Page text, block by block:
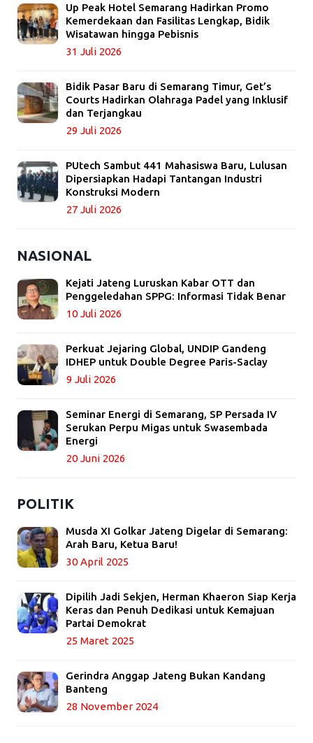
Up Peak Hotel Semarang Hadirkan Promo
Kemerdekaan dan Fasilitas Lengkap, Bidik
Wisatawan hingga Pebisnis
31 Juli 2026
Bidik Pasar Baru di Semarang Timur, Get’s
Courts Hadirkan Olahraga Padel yang Inklusif
dan Terjangkau
29 Juli 2026
PUtech Sambut 441 Mahasiswa Baru, Lulusan
Dipersiapkan Hadapi Tantangan Industri
Konstruksi Modern
27 Juli 2026
NASIONAL
Kejati Jateng Luruskan Kabar OTT dan
Penggeledahan SPPG: Informasi Tidak Benar
10 Juli 2026
Perkuat Jejaring Global, UNDIP Gandeng
IDHEP untuk Double Degree Paris-Saclay
9 Juli 2026
Seminar Energi di Semarang, SP Persada IV
Serukan Perpu Migas untuk Swasembada
Energi
20 Juni 2026
POLITIK
Musda XI Golkar Jateng Digelar di Semarang:
Arah Baru, Ketua Baru!
30 April 2025
Dipilih Jadi Sekjen, Herman Khaeron Siap Kerja
Keras dan Penuh Dedikasi untuk Kemajuan
Partai Demokrat
25 Maret 2025
Gerindra Anggap Jateng Bukan Kandang
Banteng
28 November 2024